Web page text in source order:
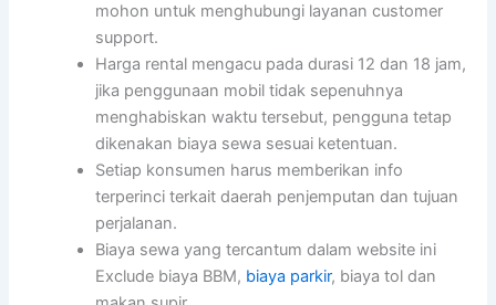
mohon untuk menghubungi layanan customer
support.
Harga rental mengacu pada durasi 12 dan 18 jam,
jika penggunaan mobil tidak sepenuhnya
menghabiskan waktu tersebut, pengguna tetap
dikenakan biaya sewa sesuai ketentuan.
Setiap konsumen harus memberikan info
terperinci terkait daerah penjemputan dan tujuan
perjalanan.
Biaya sewa yang tercantum dalam website ini
Exclude biaya BBM, biaya parkir, biaya tol dan